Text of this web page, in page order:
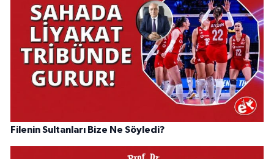
Filenin Sultanları Bize Ne Söyledi?